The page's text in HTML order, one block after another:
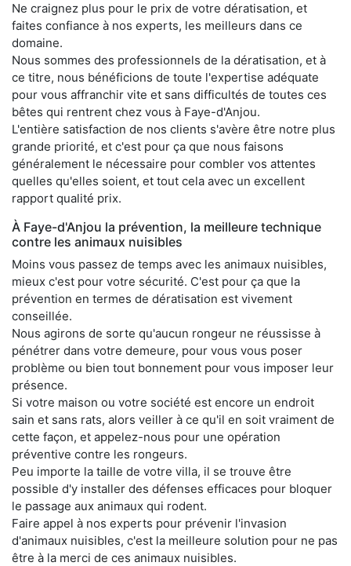
Ne craignez plus pour le prix de votre dératisation, et
faites confiance à nos experts, les meilleurs dans ce
domaine.
Nous sommes des professionnels de la dératisation, et à
ce titre, nous bénéficions de toute l'expertise adéquate
pour vous affranchir vite et sans difficultés de toutes ces
bêtes qui rentrent chez vous à Faye-d'Anjou.
L'entière satisfaction de nos clients s'avère être notre plus
grande priorité, et c'est pour ça que nous faisons
généralement le nécessaire pour combler vos attentes
quelles qu'elles soient, et tout cela avec un excellent
rapport qualité prix.
À Faye-d'Anjou la prévention, la meilleure technique
contre les animaux nuisibles
Moins vous passez de temps avec les animaux nuisibles,
mieux c'est pour votre sécurité. C'est pour ça que la
prévention en termes de dératisation est vivement
conseillée.
Nous agirons de sorte qu'aucun rongeur ne réussisse à
pénétrer dans votre demeure, pour vous vous poser
problème ou bien tout bonnement pour vous imposer leur
présence.
Si votre maison ou votre société est encore un endroit
sain et sans rats, alors veiller à ce qu'il en soit vraiment de
cette façon, et appelez-nous pour une opération
préventive contre les rongeurs.
Peu importe la taille de votre villa, il se trouve être
possible d'y installer des défenses efficaces pour bloquer
le passage aux animaux qui rodent.
Faire appel à nos experts pour prévenir l'invasion
d'animaux nuisibles, c'est la meilleure solution pour ne pas
être à la merci de ces animaux nuisibles.